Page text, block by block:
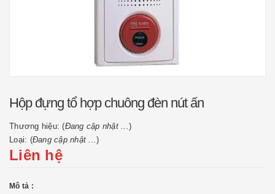
Hộp đựng tổ hợp chuông đèn nút ấn
Thương hiệu: (Đang cập nhật ...)
Loại: (Đang cập nhật ...)
Liên hệ
Mô tả :